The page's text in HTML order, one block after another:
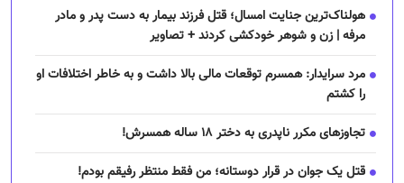
هولناک‌ترین جنایت امسال؛ قتل فرزند بیمار به دست پدر و مادر
مرفه | زن و شوهر خودکشی کردند + تصاویر
مرد سرایدار: همسرم توقعات مالی بالا داشت و به خاطر اختلافات او
را کشتم
تجاوز‌های مکرر ناپدری به دختر ۱۸ ساله همسرش!
قتل یک جوان در قرار دوستانه؛ من فقط منتظر رفیقم بودم!